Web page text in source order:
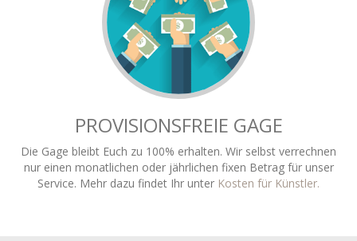
PROVISIONSFREIE GAGE
Die Gage bleibt Euch zu 100% erhalten. Wir selbst verrechnen
nur einen monatlichen oder jährlichen fixen Betrag für unser
Service. Mehr dazu findet Ihr unter Kosten für Künstler.